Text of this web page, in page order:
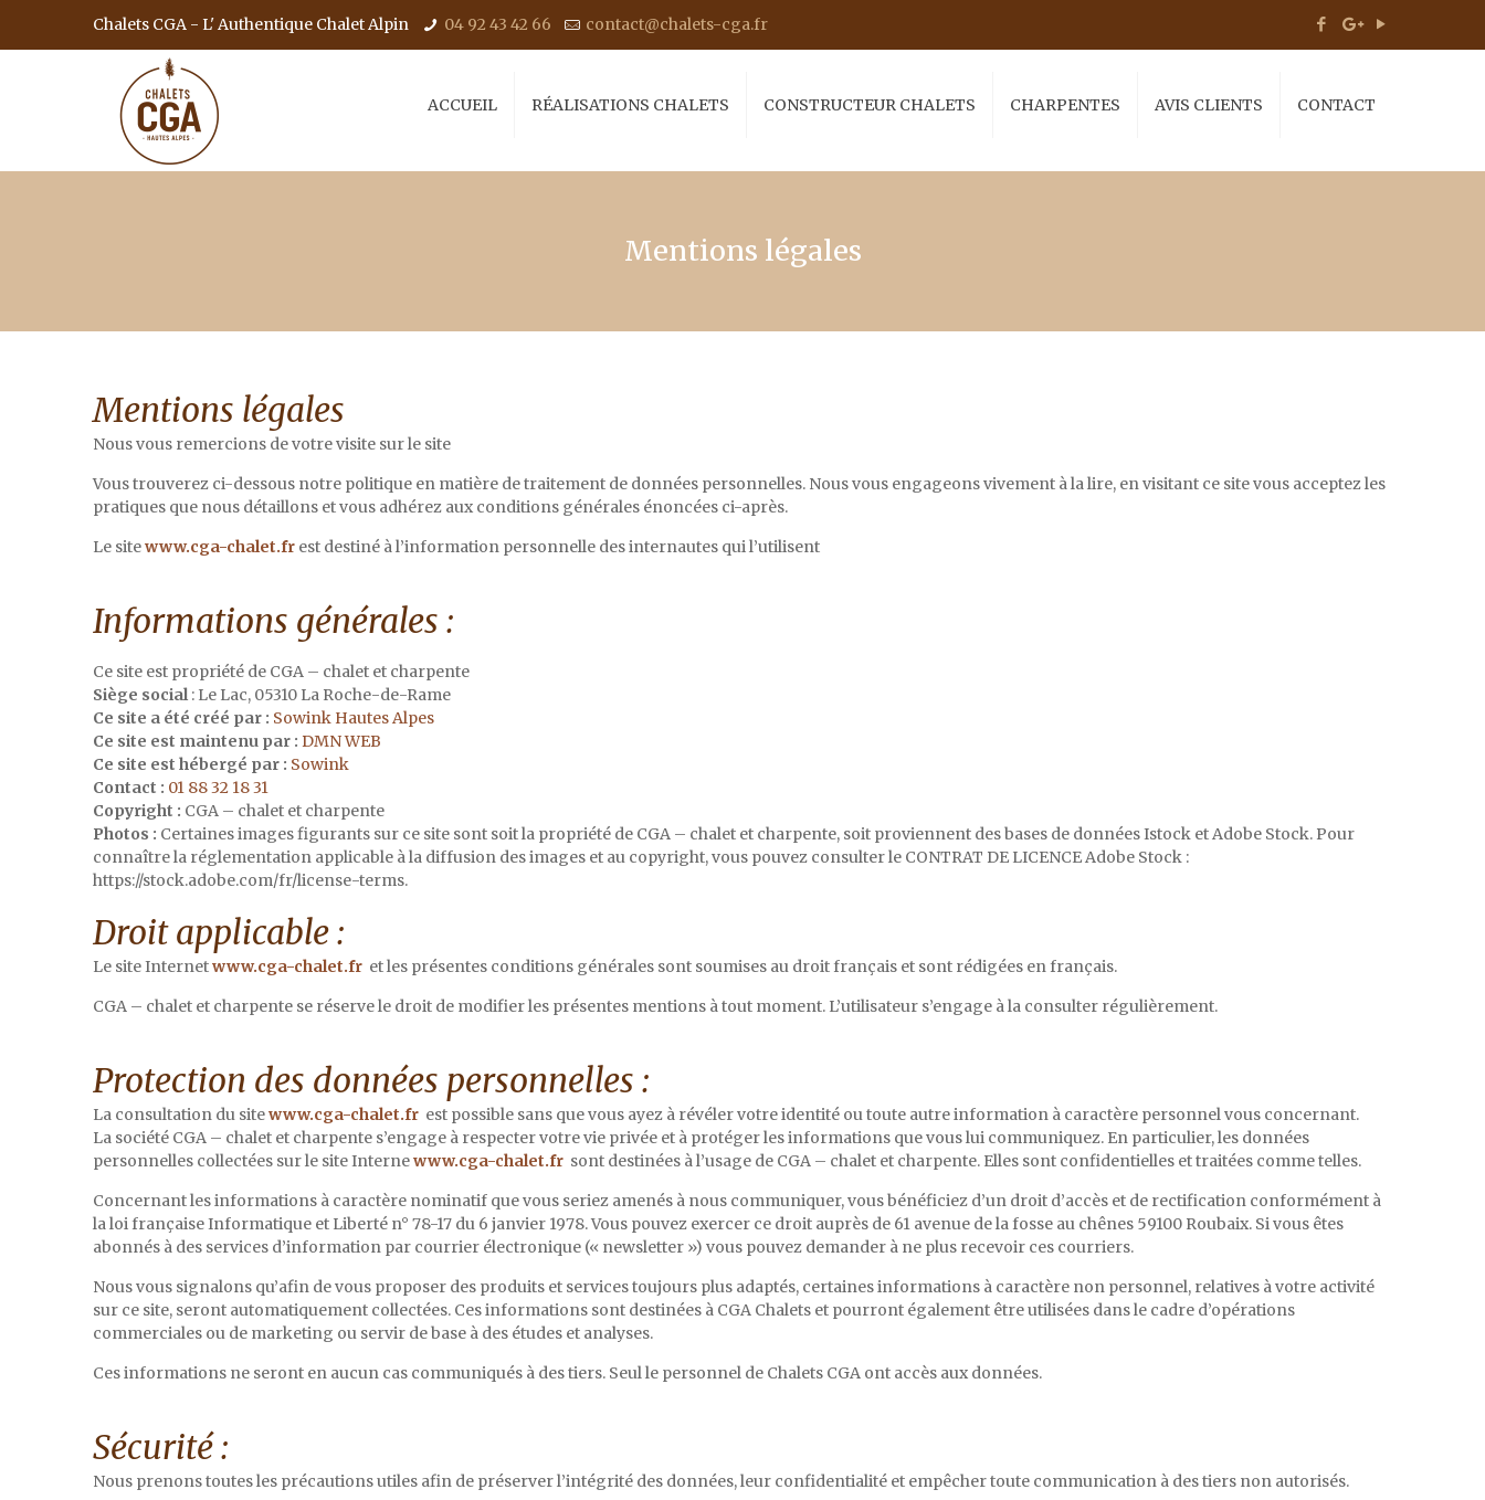
Chalets CGA - L' Authentique Chalet Alpin 04 92 43 42 66 contact@chalets-cga.fr
ACCUEIL RÉALISATIONS CHALETS CONSTRUCTEUR CHALETS CHARPENTES AVIS CLIENTS CONTACT
Mentions légales
Mentions légales
Nous vous remercions de votre visite sur le site
Vous trouverez ci-dessous notre politique en matière de traitement de données personnelles. Nous vous engageons vivement à la lire, en visitant ce site vous acceptez les
pratiques que nous détaillons et vous adhérez aux conditions générales énoncées ci-après.
Le sitewww.cga-chalet.fr est destiné à l’information personnelle des internautes qui l’utilisent
Informations générales :
Ce site est propriété de CGA – chalet et charpente
Siège social : Le Lac, 05310 La Roche-de-Rame
Ce site a été créé par : Sowink Hautes Alpes
Ce site est maintenu par : DMN WEB
Ce site est hébergé par : Sowink
Contact : 01 88 32 18 31
Copyright : CGA – chalet et charpente
Photos : Certaines images figurants sur ce site sont soit la propriété de CGA – chalet et charpente, soit proviennent des bases de données Istock et Adobe Stock. Pour
connaître la réglementation applicable à la diffusion des images et au copyright, vous pouvez consulter le CONTRAT DE LICENCE Adobe Stock :
https://stock.adobe.com/fr/license-terms.
Droit applicable :
Le site Internetwww.cga-chalet.fr et les présentes conditions générales sont soumises au droit français et sont rédigées en français.
CGA – chalet et charpente se réserve le droit de modifier les présentes mentions à tout moment. L’utilisateur s’engage à la consulter régulièrement.
Protection des données personnelles :
La consultation du sitewww.cga-chalet.fr est possible sans que vous ayez à révéler votre identité ou toute autre information à caractère personnel vous concernant.
La société CGA – chalet et charpente s’engage à respecter votre vie privée et à protéger les informations que vous lui communiquez. En particulier, les données
personnelles collectées sur le site Internewww.cga-chalet.fr sont destinées à l’usage de CGA – chalet et charpente. Elles sont confidentielles et traitées comme telles.
Concernant les informations à caractère nominatif que vous seriez amenés à nous communiquer, vous bénéficiez d’un droit d’accès et de rectification conformément à
la loi française Informatique et Liberté n° 78-17 du 6 janvier 1978. Vous pouvez exercer ce droit auprès de 61 avenue de la fosse au chênes 59100 Roubaix. Si vous êtes
abonnés à des services d’information par courrier électronique (« newsletter ») vous pouvez demander à ne plus recevoir ces courriers.
Nous vous signalons qu’afin de vous proposer des produits et services toujours plus adaptés, certaines informations à caractère non personnel, relatives à votre activité
sur ce site, seront automatiquement collectées. Ces informations sont destinées à CGA Chalets et pourront également être utilisées dans le cadre d’opérations
commerciales ou de marketing ou servir de base à des études et analyses.
Ces informations ne seront en aucun cas communiqués à des tiers. Seul le personnel de Chalets CGA ont accès aux données.
Sécurité :
Nous prenons toutes les précautions utiles afin de préserver l’intégrité des données, leur confidentialité et empêcher toute communication à des tiers non autorisés.